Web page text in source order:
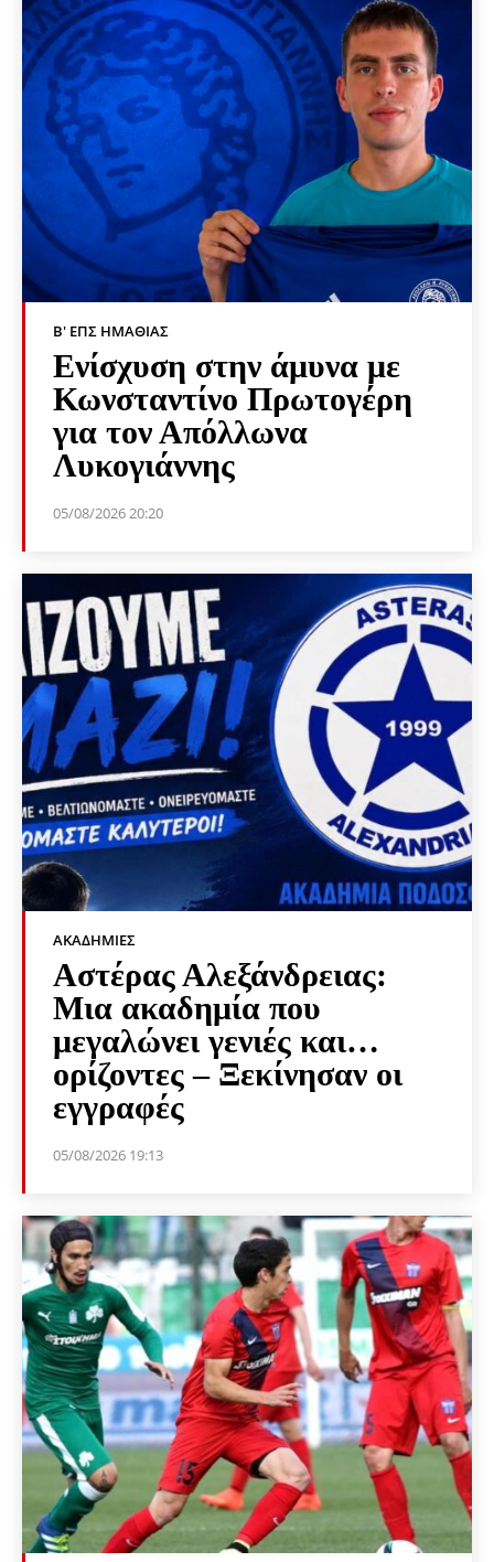
Β' ΕΠΣ ΗΜΑΘΊΑΣ
Ενίσχυση στην άμυνα με
Κωνσταντίνο Πρωτογέρη
για τον Απόλλωνα
Λυκογιάννης
05/08/2026 20:20
ΑΚΑΔΗΜΊΕΣ
Αστέρας Αλεξάνδρειας:
Μια ακαδημία που
μεγαλώνει γενιές και…
ορίζοντες – Ξεκίνησαν οι
εγγραφές
05/08/2026 19:13